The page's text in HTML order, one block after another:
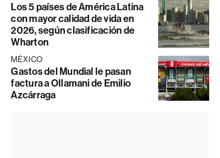
Los 5 países de América Latina
con mayor calidad de vida en
2026, según clasificación de
Wharton
MÉXICO
Gastos del Mundial le pasan
factura a Ollamani de Emilio
Azcárraga